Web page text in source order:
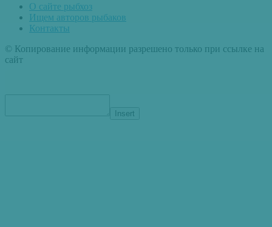
О сайте рыбхоз
Ищем авторов рыбаков
Контакты
© Копирование информации разрешено только при ссылке на
сайт
Insert